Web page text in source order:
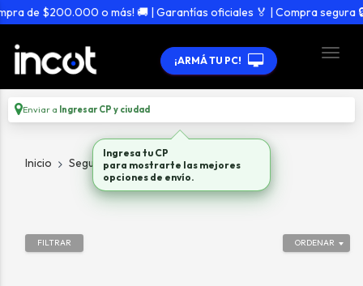
de $200.000 o más! 🚚 | Garantías oficiales 🏅 | Compra segura 🔒
¡ARMÁ TU PC!
Enviar a Ingresar CP y ciudad
Inicio Seguridad Todo en Seguridad
ORDENAR
FILTRAR
Ingresa tu CP
para mostrarte las mejores
opciones de envío.